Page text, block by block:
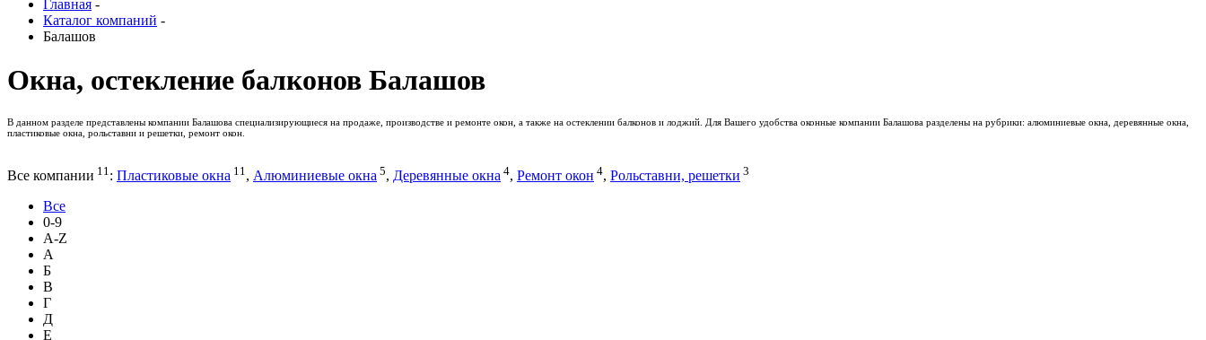
Главная -
Каталог компаний -
Балашов
Окна, остекление балконов Балашов
В данном разделе представлены компании Балашова специализирующиеся на продаже, производстве и ремонте окон, а также на остеклении балконов и лоджий. Для Вашего удобства оконные компании Балашова разделены на рубрики: алюминиевые окна, деревянные окна,
пластиковые окна, рольставни и решетки, ремонт окон.
Все компании 11 : Пластиковые окна 11 , Алюминиевые окна 5, Деревянные окна 4, Ремонт окон 4, Рольставни, решетки 3
Все
0-9
A-Z
А
Б
В
Г
Д
Е